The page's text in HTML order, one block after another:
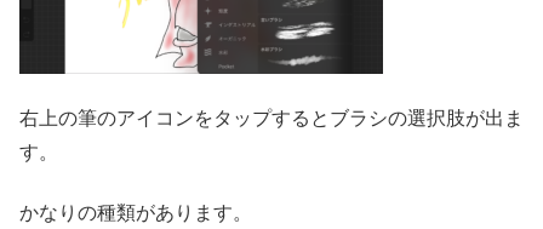
右上の筆のアイコンをタップするとブラシの選択肢が出ま
す。
かなりの種類があります。